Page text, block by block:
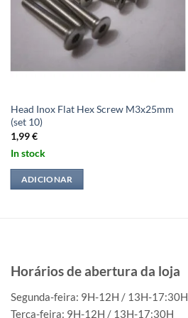
Head Inox Flat Hex Screw M3x25mm
(set 10)
1,99€
In stock
ADICIONAR
Horários de abertura da loja
Segunda-feira: 9H-12H / 13H-17:30H
Terça-feira: 9H-12H / 13H-17:30H